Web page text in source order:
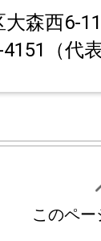
森西6-
（代表
このペ